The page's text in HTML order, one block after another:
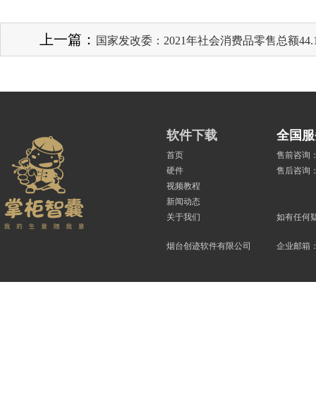
上一篇： 国家发改委：2021年社会消费品零售总额
软件下载 全国
首页
售前咨询
硬件
售后咨询
视频教程
新闻动态
关于我们
如有任何
烟台创迹软件有限公司 企业邮箱